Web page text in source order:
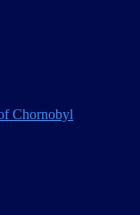
Chornobyl